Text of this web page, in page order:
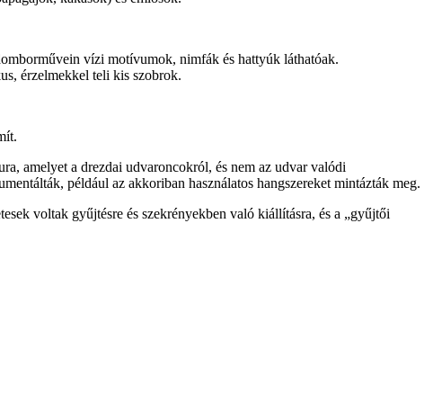
vízi motívumok, nimfák és hattyúk láthatóak.
érzelmekkel teli kis szobrok.
amelyet a drezdai udvaroncokról, és nem az udvar valódi
például az akkoriban használatos hangszereket mintázták meg.
voltak gyűjtésre és szekrényekben való kiállításra, és a „gyűjtői